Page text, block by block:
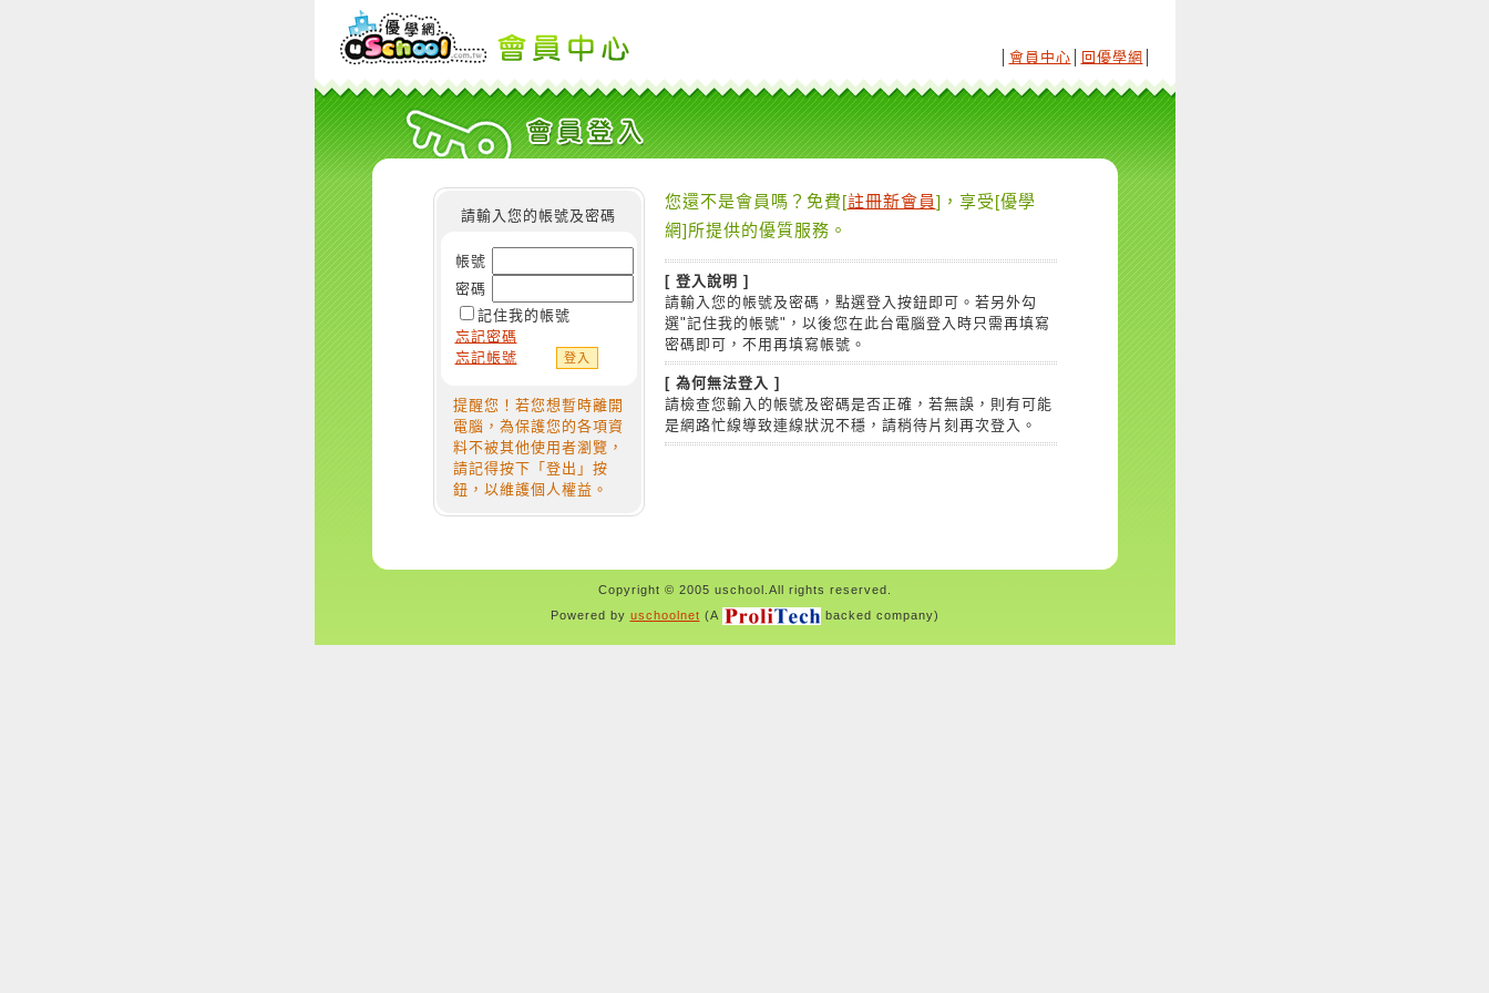
會員中心 回優學網
請輸入您的帳號及密碼
帳號
密碼
記住我的帳號
忘記密碼
忘記帳號
提醒您！若您想暫時離開
電腦，為保護您的各項資
料不被其他使用者瀏覽，
請記得按下「登出」按
鈕，以維護個人權益。
您還不是會員嗎？免費[註冊新會員]，享受[優學
網]所提供的優質服務。
[ 登入說明 ]
請輸入您的帳號及密碼，點選登入按鈕即可。若另外勾
選"記住我的帳號"，以後您在此台電腦登入時只需再填寫
密碼即可，不用再填寫帳號。
[ 為何無法登入 ]
請檢查您輸入的帳號及密碼是否正確，若無誤，則有可能
是網路忙線導致連線狀況不穩，請稍待片刻再次登入。
Copyright © 2005 uschool.All rights reserved.
Powered by uschoolnet (A backed company)